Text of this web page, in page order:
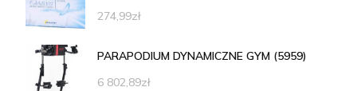
274,99zł
PARAPODIUM DYNAMICZNE GYM (5959)
6 802,89zł